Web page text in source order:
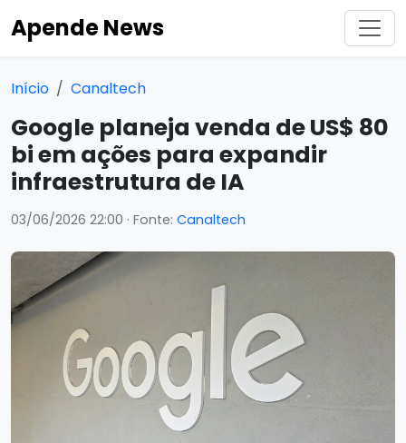
Apende News
Início Canaltech
Google planeja venda de US$ 80
bi em ações para expandir
infraestrutura de IA
03/06/2026 22:00 · Fonte: Canaltech